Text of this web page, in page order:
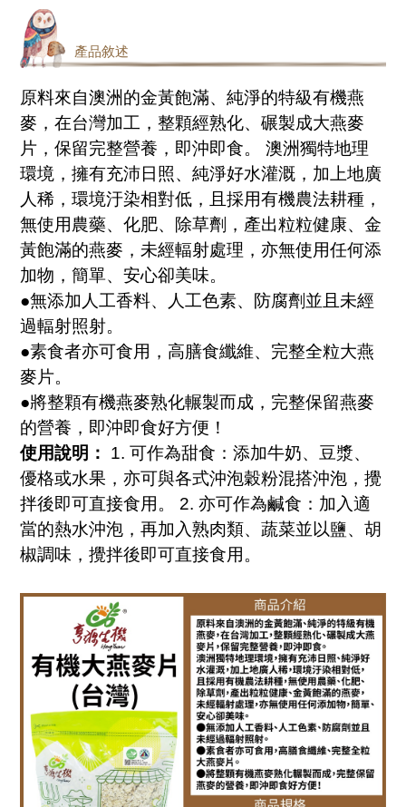
產品敘述
原料來自澳洲的金黃飽滿、純淨的特級有機燕
麥，在台灣加工，整顆經熟化、碾製成大燕麥
片，保留完整營養，即沖即食。 澳洲獨特地理
環境，擁有充沛日照、純淨好水灌溉，加上地廣
人稀，環境汙染相對低，且採用有機農法耕種，
無使用農藥、化肥、除草劑，產出粒粒健康、金
黃飽滿的燕麥，未經輻射處理，亦無使用任何添
加物，簡單、安心卻美味。
●無添加人工香料、人工色素、防腐劑並且未經
過輻射照射。
●素食者亦可食用，高膳食纖維、完整全粒大燕
麥片。
●將整顆有機燕麥熟化輾製而成，完整保留燕麥
的營養，即沖即食好方便！
使用說明：
1. 可作為甜食：添加牛奶、豆漿、
優格或水果，亦可與各式沖泡穀粉混搭沖泡，攪
拌後即可直接食用。 2. 亦可作為鹹食：加入適
當的熱水沖泡，再加入熟肉類、蔬菜並以鹽、胡
椒調味，攪拌後即可直接食用。